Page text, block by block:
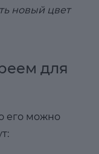
новый цвет
для
его можно